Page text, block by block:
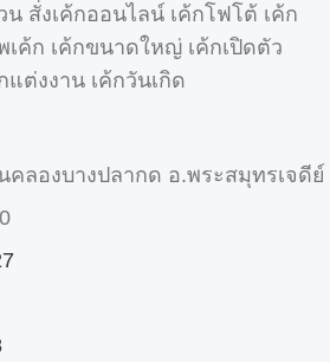
น สั่งเค้กออนไลน์ เค้กโฟโต้ เค้ก
ค้ก เค้กขนาดใหญ่ เค้กเปิดตัว
แต่งงาน เค้กวันเกิด
คลองบางปลากด อ.พระสมุทรเจดีย์